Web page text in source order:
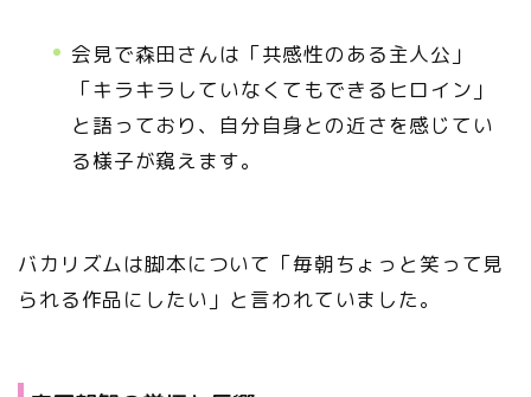
会見で森田さんは「共感性のある主人公」
「キラキラしていなくてもできるヒロイン」
と語っており、自分自身との近さを感じてい
る様子が窺えます。
バカリズムは脚本について「毎朝ちょっと笑って見
られる作品にしたい」と言われていました。